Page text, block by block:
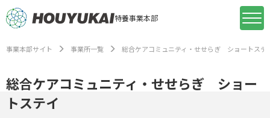
特養事業本部
事業本部サイト 事業所一覧 総合ケアコミュニティ・せせらぎ ショートステ
総合ケアコミュニティ・せせらぎ ショー
トステイ